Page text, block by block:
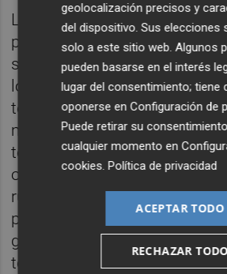
Los vuelos desde o hacia
peninsulares y rutas bajo
servicio público deberán
los pasajeros que tenían
tener en cuenta el "carácter
modo aéreo para la movilidad
territorios no peninsulares.
otorga la misma protección
rutas sujetas a obligaciones
público por la especial
garantizar la conectividad en
territorios, según ha
geolocalización precisos y
del dispositivo. Sus elecciones
solo a este sitio web. Algunos
pueden basarse en el interés
lugar del consentimiento; tiene
oponerse enConfiguración de
Puede retirar su
cualquier momento en
cookies.Política de privacidad
ACEPTAR TODO
RECHAZAR